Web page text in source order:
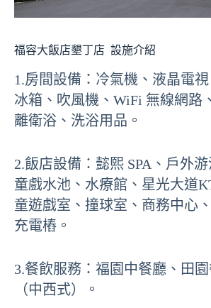
福容大飯店墾丁店 設施介紹
1.房間設備：冷氣機、液晶電
冰箱、吹風機、WiFi 無線網路
離衛浴、洗浴用品。
2.飯店設備：懿熙 SPA、戶外
童戲水池、水療館、星光大道
童遊戲室、撞球室、商務中心
充電樁。
3.餐飲服務：福園中餐廳、田
（中西式）。